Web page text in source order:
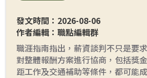
發文時間：2026-08-06
作者編輯：職點編輯群
職涯指南指出，薪資談判不只是要
對整體報酬方案進行協商，包括獎
距工作及交通補助等條件，都可能